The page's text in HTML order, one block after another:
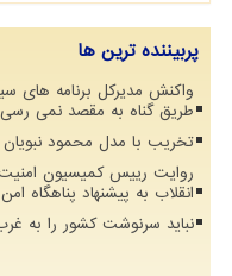
پربیننده ترین ها
واکنش مدیرکل برنامه های
طریق گناه به مقصد نمی
تخریب با مدل محمود نبویان
روایت رییس کمیسیون
انقلاب به پیشنهاد پناهگاه امن
نباید سرنوشت کشور را به